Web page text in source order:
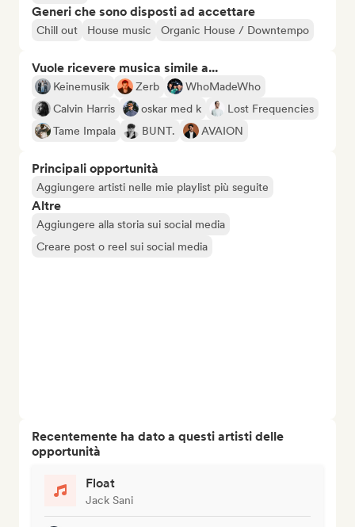
Generi che sono disposti ad accettare
Chill out House music Organic House / Downtempo
Vuole ricevere musica simile a...
Keinemusik Zerb
WhoMadeWho
Calvin Harris
oskar med k
Lost Frequencies
Tame Impala
BUNT. AVAION
Principali opportunità
Aggiungere artisti nelle mie playlist più seguite
Altre
Aggiungere alla storia sui social media
Creare post o reel sui social media
Recentemente ha dato a questi artisti delle
opportunità
Float
Jack Sani